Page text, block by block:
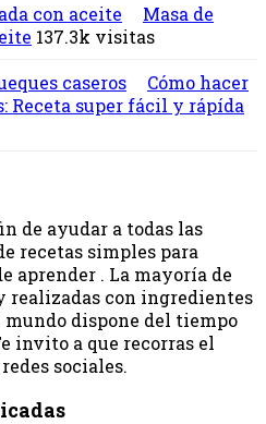
Masa de
137.3k visitas
Cómo hacer
Receta super fácil y rápída
de ayudar a todas las
recetas simples para
aprender . La mayoría de
realizadas con ingredientes
mundo dispone del tiempo
invito a que recorras el
sociales.